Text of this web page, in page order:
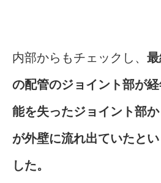
内部からもチェックし、
の配管のジョイント部が
能を失ったジョイント部
が外壁に流れ出ていたと
した。